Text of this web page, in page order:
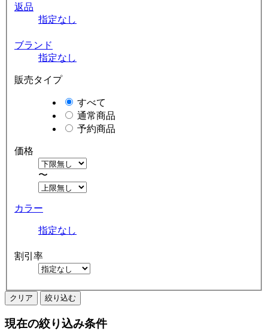
返品
指定なし
ブランド
指定なし
販売タイプ
すべて
通常商品
予約商品
価格
〜
カラー
指定なし
割引率
クリア 絞り込む
現在の絞り込み条件